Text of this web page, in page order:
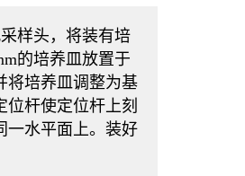
样头，将装有培
的培养皿放置于
将培养皿调整为基
位杆使定位杆上刻
一水平面上。装好